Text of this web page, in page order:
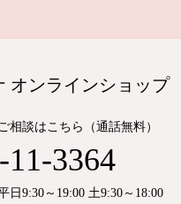
オンラインショップ
相談はこちら（通話無料）
11-3364
9:30～19:00 土9:30～18:00